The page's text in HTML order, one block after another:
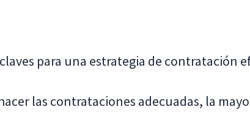
para una estrategia de contratación
las contrataciones adecuadas, la